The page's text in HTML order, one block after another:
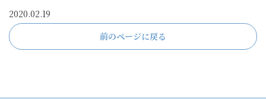
2020.02.19
前のページに戻る